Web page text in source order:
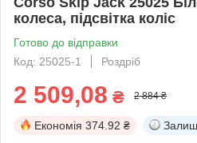
колеса, підсвітка коліс
Готово до відправки
Код: 25025-1
Роздріб
2 509,08 ₴ 2 884 ₴
Економія 374.92 ₴